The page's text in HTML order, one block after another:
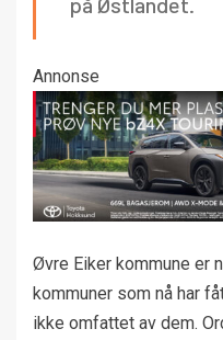
Annonse
Øvre Eiker kommune er
kommuner som nå har
ikke omfattet av dem.